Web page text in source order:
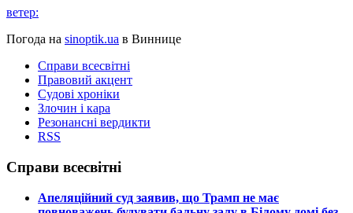
ветер:
Погода на sinoptik.ua в Виннице
Справи всесвітні
Правовий акцент
Судові хроніки
Злочин і кара
Резонансні вердикти
RSS
Справи всесвітні
​Апеляційний суд заявив, що Трамп не має